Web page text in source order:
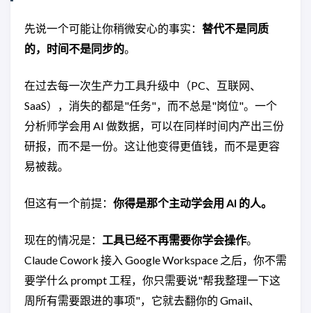
先说一个可能让你稍微安心的事实： 替代不是同质
的，时间不是同步的。
在过去每一次生产力工具升级中（PC、互联网、
SaaS），消失的都是"任务"，而不总是"岗位"。一个
分析师学会用 AI 做数据，可以在同样时间内产出三份
研报，而不是一份。这让他变得更值钱，而不是更容
易被裁。
但这有一个前提： 你得是那个主动学会用 AI 的人。
现在的情况是： 工具已经不再需要你学会操作。
Claude Cowork 接入 Google Workspace 之后，你不需
要学什么 prompt 工程，你只需要说"帮我整理一下这
周所有需要跟进的事项"，它就去翻你的 Gmail、